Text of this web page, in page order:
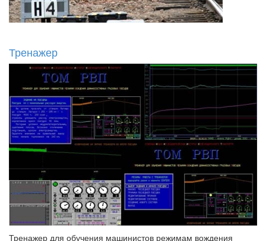
Тренажер
Тренажер для обучения машинистов режимам вождения